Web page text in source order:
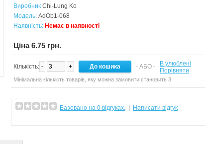
Виробник Chi-Lung Ko
Модель: AdOb1-068
Наявність: Немає в наявності
Ціна 6.75 грн.
Кількість: - + - АБО -
В улюблені
Порівняти
Мінімальна кількість товарів, яку можна замовити становить 3
Базовано на 0 відгуках. Написати відгук